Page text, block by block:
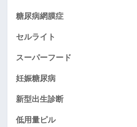
糖尿病網膜症
セルライト
スーパーフード
妊娠糖尿病
新型出生診断
低用量ピル